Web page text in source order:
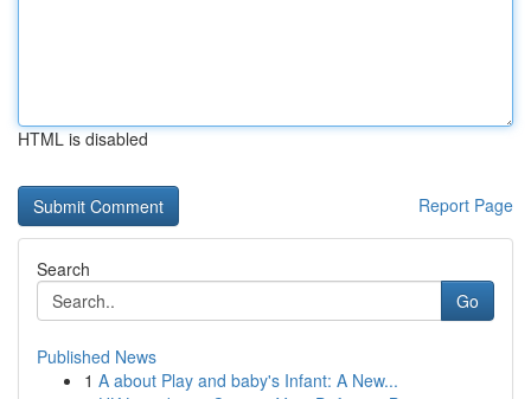
HTML is disabled
Report Page
Search
Go
Published News
1 A about Play and baby's Infant: A New...